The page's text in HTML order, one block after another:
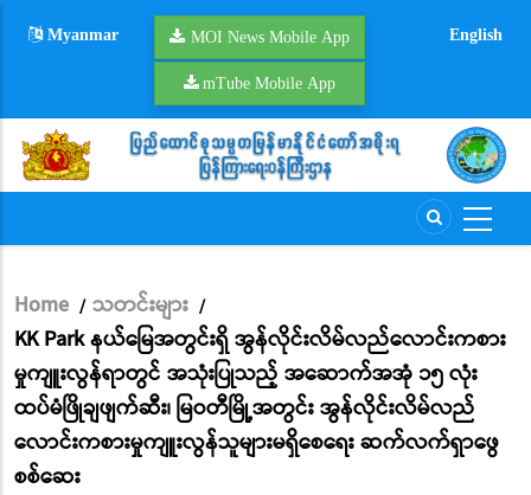
Myanmar MOI News Mobile App
mTube Mobile App
English
Breadcrumb
Home / သတင်းများ /
KK Park နယ်မြေအတွင်းရှိ အွန်လိုင်းလိမ်လည်လောင်းကစား
မှုကျူးလွန်ရာတွင် အသုံးပြုသည့် အဆောက်အအုံ ၁၅ လုံး
ထပ်မံဖြိုချဖျက်ဆီး၊ မြဝတီမြို့အတွင်း အွန်လိုင်းလိမ်လည်
လောင်းကစားမှုကျူးလွန်သူများမရှိစေရေး ဆက်လက်ရှာဖွေ
စစ်ဆေး